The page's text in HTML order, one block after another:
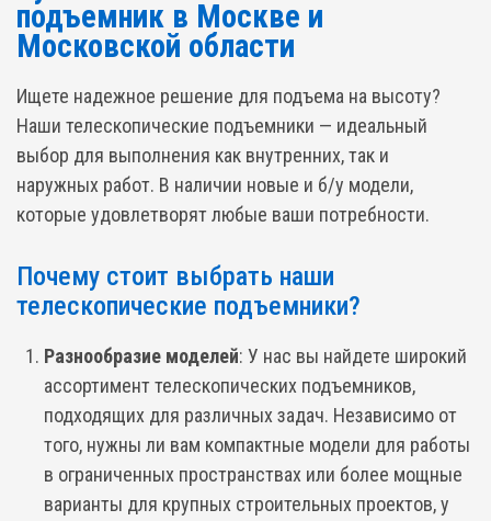
подъемник в Москве и
Московской области
Ищете надежное решение для подъема на высоту?
Наши телескопические подъемники — идеальный
выбор для выполнения как внутренних, так и
наружных работ. В наличии новые и б/у модели,
которые удовлетворят любые ваши потребности.
Почему стоит выбрать наши
телескопические подъемники?
Разнообразие моделей: У нас вы найдете широкий
ассортимент телескопических подъемников,
подходящих для различных задач. Независимо от
того, нужны ли вам компактные модели для работы
в ограниченных пространствах или более мощные
варианты для крупных строительных проектов, у